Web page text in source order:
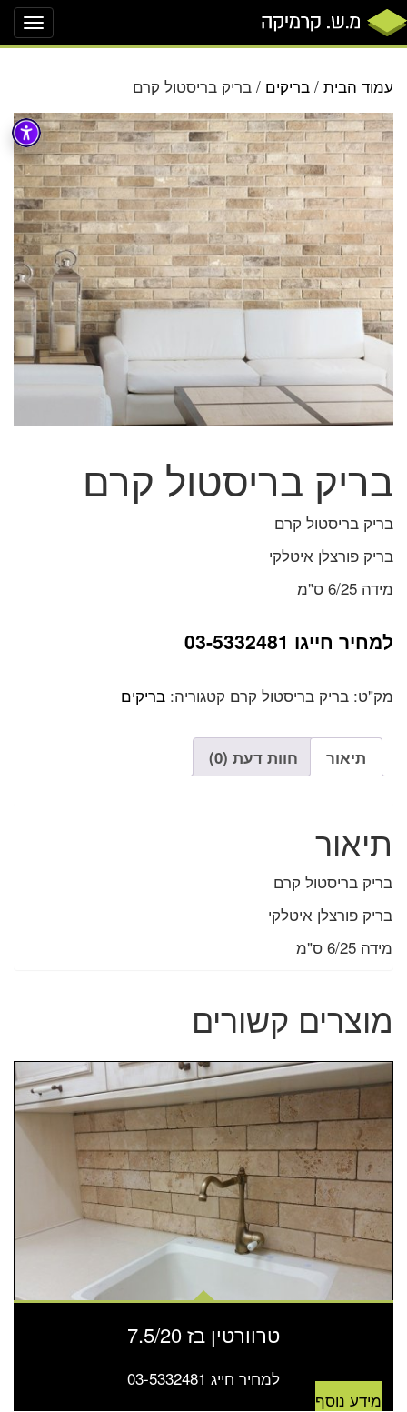
עמוד הבית / בריקים / בריק בריסטול קרם
בריק בריסטול קרם
בריק בריסטול קרם
בריק פורצלן איטלקי
מידה 6/25 ס"מ
למחיר חייגו 03-5332481
מק"ט: בריק בריסטול קרם קטגוריה: בריקים
תיאור חוות דעת (0)
תיאור
בריק בריסטול קרם
בריק פורצלן איטלקי
מידה 6/25 ס"מ
מוצרים קשורים
טרוורטין בז 7.5/20
למחיר חייג 03-5332481
מידע נוסף